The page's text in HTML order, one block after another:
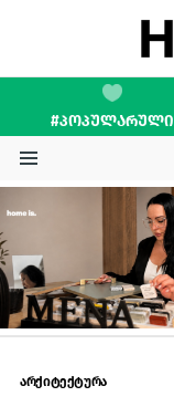
#ᲞᲝᲞᲣᲚᲐᲠᲣᲚᲘ
STORIES
არქიტექტურა